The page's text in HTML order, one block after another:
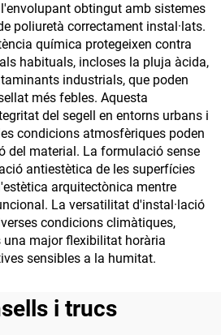
obtingut amb sistemes
poliuretà correctament instal·lats.
química protegeixen contra
habituals, incloses la pluja àcida,
industrials, que poden
més febles. Aquesta
del segell en entorns urbans i
condicions atmosfèriques poden
del material. La formulació sense
antiestètica de les superfícies
arquitectònica mentre
La versatilitat d'instal·lació
condicions climàtiques,
una major flexibilitat horària
sensibles a la humitat.
i trucs